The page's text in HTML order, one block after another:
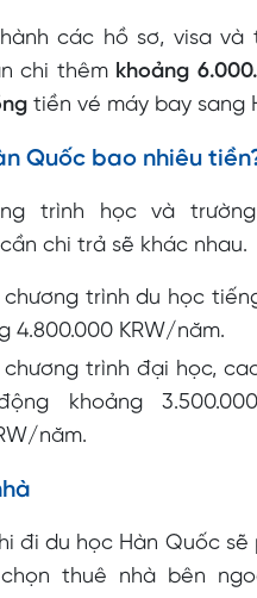
các hồ sơ, visa và
chi thêm khoảng
tiền vé máy bay sang
Quốc bao nhiêu
trình học và
chi trả sẽ khác nhau.
trình du học
4.800.000 KRW/năm.
chương trình đại học,
khoảng
năm.
đi du học Hàn Quốc sẽ
thuê nhà bên